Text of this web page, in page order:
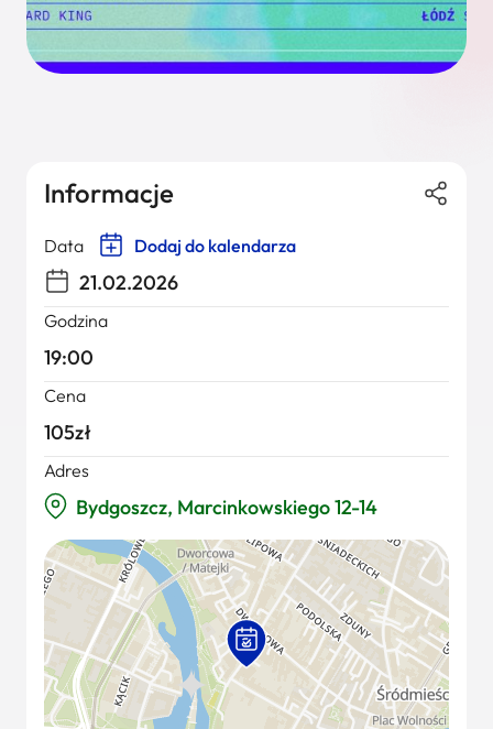
Informacje
Data Dodaj do kalendarza
21.02.2026
Godzina
19:00
Cena
105zł
Adres
Bydgoszcz, Marcinkowskiego 12-14